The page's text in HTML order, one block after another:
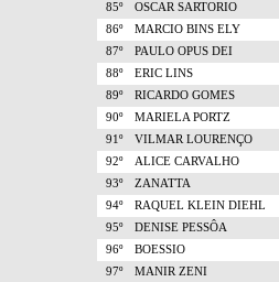
85º
OSCAR SARTORIO
86º
MARCIO BINS ELY
87º
PAULO OPUS DEI
88º
ERIC LINS
89º
RICARDO GOMES
90º
MARIELA PORTZ
91º
VILMAR LOURENÇO
92º
ALICE CARVALHO
93º
ZANATTA
94º
RAQUEL KLEIN DIEHL
95º
DENISE PESSÔA
96º
BOESSIO
97º
MANIR ZENI